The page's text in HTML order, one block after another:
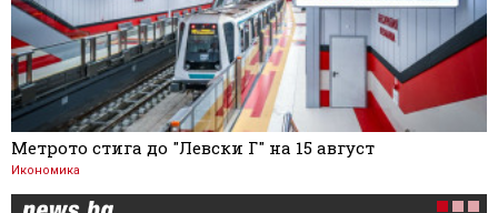
Метрото стига до "Левски Г" на 15 август
Икономика